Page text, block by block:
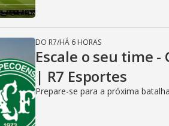
DO R7/HÁ 6 HORAS
Escale o seu time -
| R7 Esportes
Prepare-se para a próxima